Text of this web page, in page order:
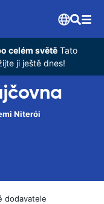
celém světě Tato
ji ještě dnes!
Niterói
dodavatele